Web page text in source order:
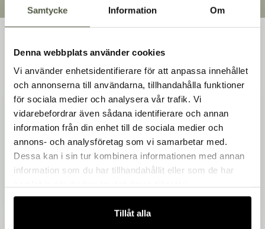
Samtycke Information Om
Denna webbplats använder cookies
Vi använder enhetsidentifierare för att anpassa innehållet
och annonserna till användarna, tillhandahålla funktioner
för sociala medier och analysera vår trafik. Vi
vidarebefordrar även sådana identifierare och annan
information från din enhet till de sociala medier och
annons- och analysföretag som vi samarbetar med.
Dessa kan i sin tur kombinera informationen med annan
information som du har tillhandahållit eller som de har
Tillåt alla
Varumärken
Outlet
Om Bakers
Kundtjänst
Bakers är en helhetsleverantör av professionell
utrustning för bageri, konditori och restaurang – med egen
produktion i Småland.
Vi är Bakers - Tillsammans skapar vi en godare värld!
Kontakta oss
Ring oss på 0478-316 45
Välkommen till Bakers!
Handlar du som företag eller privatperson?
Fortsätt som privatperson